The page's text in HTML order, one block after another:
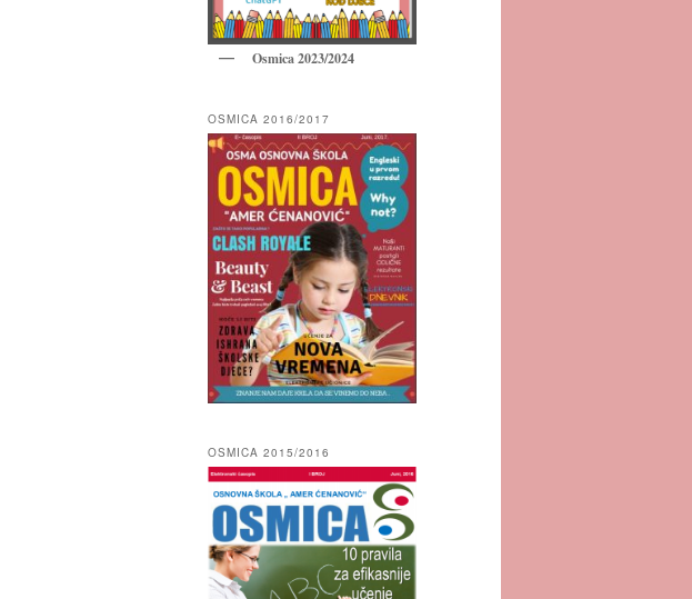
Osmica 2023/2024
OSMICA 2016/2017
OSMICA 2015/2016